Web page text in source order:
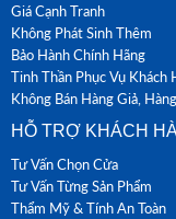
Giá Cạnh Tranh
Không Phát Sinh Thêm
Bảo Hành Chính Hãng
Tinh Thần Phục Vụ Khách
Không Bán Hàng Giả,
HỖ TRỢ KHÁCH
Tư Vấn Chọn Cửa
Tư Vấn Từng Sản Phẩm
Thẩm Mỹ & Tính An Toàn